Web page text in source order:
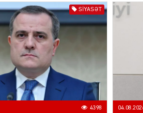
SIYASƏT
4398